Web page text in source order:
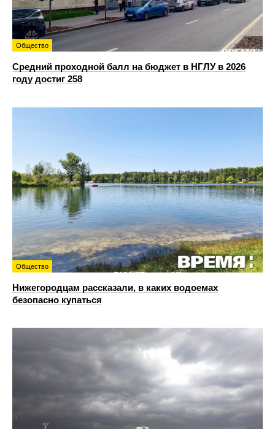
Общество
Средний проходной балл на бюджет в НГЛУ в 2026
году достиг 258
Общество
Нижегородцам рассказали, в каких водоемах
безопасно купаться